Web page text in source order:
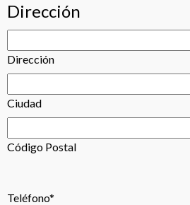
Dirección
Dirección
Ciudad
Código Postal
Teléfono*